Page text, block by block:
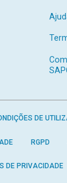
DE
RGPD
DE PRIVACIDADE